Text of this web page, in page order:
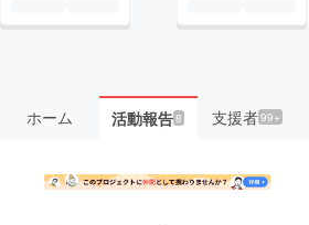
ホーム 活動報告8 支援者99+